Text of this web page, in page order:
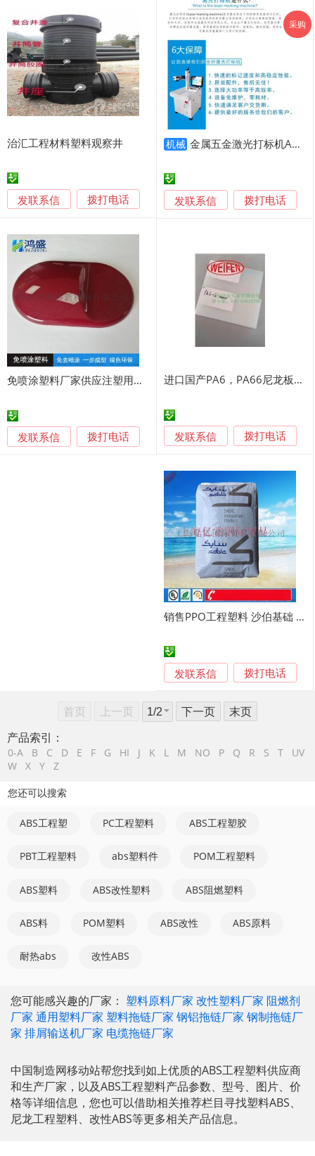
治汇工程材料塑料观察井
发联系信 拨打电话
机械 金属五金激光打标机ABS塑料刻字打码
发联系信 拨打电话
免喷涂塑料厂家供应注塑用绚闪赭红色ABS免喷涂塑料
发联系信 拨打电话
进口国产PA6，PA66尼龙板工程塑料加工
发联系信 拨打电话
销售PPO工程塑料 沙伯基础 PPO 9406P
发联系信 拨打电话
首页 上一页 下一页
末页
产品索引：
0-A B C D E F G HI J K L M NO P Q R S T
UV
W
X Y Z
您还可以搜索
ABS工程塑 PC工程塑料 ABS工程塑胶
PBT工程塑料 abs塑料件 POM工程塑料
ABS塑料 ABS改性塑料 ABS阻燃塑料
ABS料 POM塑料 ABS改性 ABS原料
耐热abs 改性ABS
您可能感兴趣的厂家： 塑料原料厂家 改性塑料厂家 阻燃剂
厂家 通用塑料厂家 塑料拖链厂家 钢铝拖链厂家 钢制拖链厂
家 排屑输送机厂家 电缆拖链厂家
中国制造网移动站帮您找到如上优质的ABS工程塑料供应商
和生产厂家，以及ABS工程塑料产品参数、型号、图片、价
格等详细信息，您也可以借助相关推荐栏目寻找塑料ABS、
尼龙工程塑料、改性ABS等更多相关产品信息。
采购